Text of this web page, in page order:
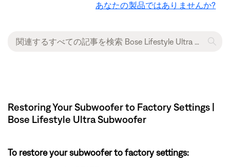
あなたの製品ではありませんか?
Restoring Your Subwoofer to Factory Settings |
Bose Lifestyle Ultra Subwoofer
To restore your subwoofer to factory settings: